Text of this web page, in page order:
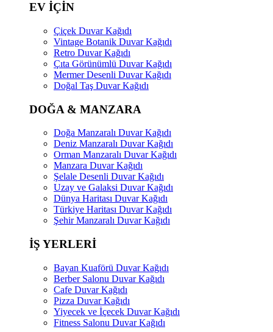
EV İÇİN
Çiçek Duvar Kağıdı
Vintage Botanik Duvar Kağıdı
Retro Duvar Kağıdı
Çıta Görünümlü Duvar Kağıdı
Mermer Desenli Duvar Kağıdı
Doğal Taş Duvar Kağıdı
DOĞA & MANZARA
Doğa Manzaralı Duvar Kağıdı
Deniz Manzaralı Duvar Kağıdı
Orman Manzaralı Duvar Kağıdı
Manzara Duvar Kağıdı
Şelale Desenli Duvar Kağıdı
Uzay ve Galaksi Duvar Kağıdı
Dünya Haritası Duvar Kağıdı
Türkiye Haritası Duvar Kağıdı
Şehir Manzaralı Duvar Kağıdı
İŞ YERLERİ
Bayan Kuaförü Duvar Kağıdı
Berber Salonu Duvar Kağıdı
Cafe Duvar Kağıdı
Pizza Duvar Kağıdı
Yiyecek ve İçecek Duvar Kağıdı
Fitness Salonu Duvar Kağıdı